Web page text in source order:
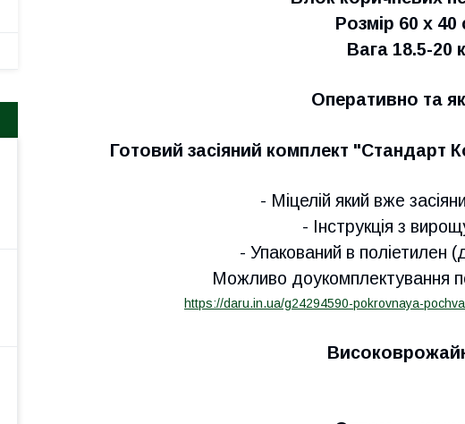
Розмір 60 х 40
Вага 18.5-20
Оперативно та
Готовий засіяний комплект "Стандарт
- Міцелій який вже
- Інструкція з
- Упакований в поліетилен
Можливо доукомплектування
https://daru.in.ua/g24294590-pokrovnaya-